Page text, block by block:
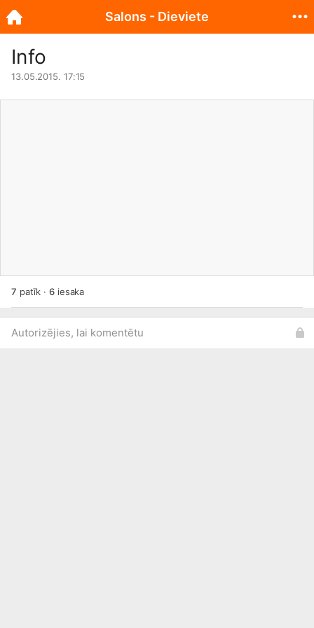
Info
13.05.2015. 17:15
7 patīk ·6iesaka
Autorizējies, lai komentētu
Salons - Dieviete